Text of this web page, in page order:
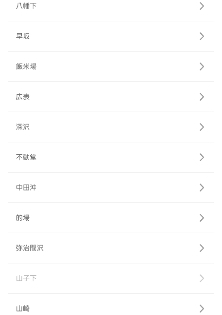
八幡下
早坂
飯米場
広表
深沢
不動堂
中田沖
的場
弥治間沢
山子下
山崎